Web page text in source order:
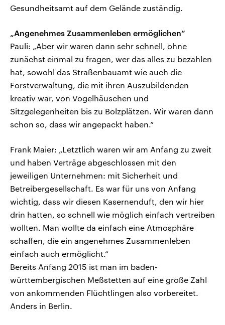
Gesundheitsamt auf dem Gelände zuständig.
„Angenehmes Zusammenleben ermöglichen“
Pauli: „Aber wir waren dann sehr schnell, ohne
zunächst einmal zu fragen, wer das alles zu bezahlen
hat, sowohl das Straßenbauamt wie auch die
Forstverwaltung, die mit ihren Auszubildenden
kreativ war, von Vogelhäuschen und
Sitzgelegenheiten bis zu Bolzplätzen. Wir waren dann
schon so, dass wir angepackt haben.“
Frank Maier: „Letztlich waren wir am Anfang zu zweit
und haben Verträge abgeschlossen mit den
jeweiligen Unternehmen: mit Sicherheit und
Betreibergesellschaft. Es war für uns von Anfang
wichtig, dass wir diesen Kasernenduft, den wir hier
drin hatten, so schnell wie möglich einfach vertreiben
wollten. Man wollte da einfach eine Atmosphäre
schaffen, die ein angenehmes Zusammenleben
einfach auch ermöglicht.“
Bereits Anfang 2015 ist man im baden-
württembergischen Meßstetten auf eine große Zahl
von ankommenden Flüchtlingen also vorbereitet.
Anders in Berlin.